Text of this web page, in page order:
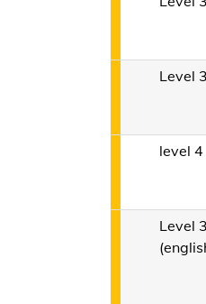
Level 3
level 4
Level 3